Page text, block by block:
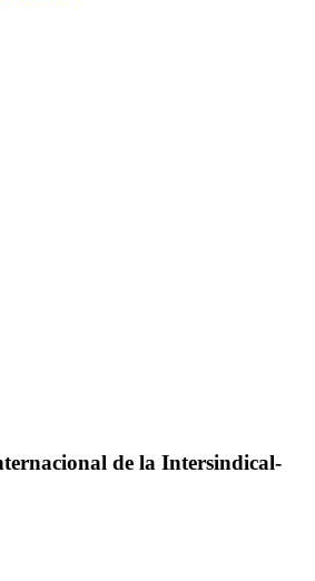
de la Intersindical-